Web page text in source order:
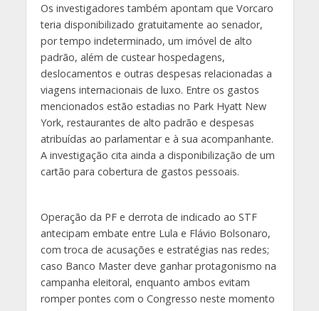
Os investigadores também apontam que Vorcaro
teria disponibilizado gratuitamente ao senador,
por tempo indeterminado, um imóvel de alto
padrão, além de custear hospedagens,
deslocamentos e outras despesas relacionadas a
viagens internacionais de luxo. Entre os gastos
mencionados estão estadias no Park Hyatt New
York, restaurantes de alto padrão e despesas
atribuídas ao parlamentar e à sua acompanhante.
A investigação cita ainda a disponibilização de um
cartão para cobertura de gastos pessoais.
Operação da PF e derrota de indicado ao STF
antecipam embate entre Lula e Flávio Bolsonaro,
com troca de acusações e estratégias nas redes;
caso Banco Master deve ganhar protagonismo na
campanha eleitoral, enquanto ambos evitam
romper pontes com o Congresso neste momento